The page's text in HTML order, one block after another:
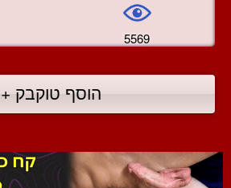
5569
הוסף טוקבק +